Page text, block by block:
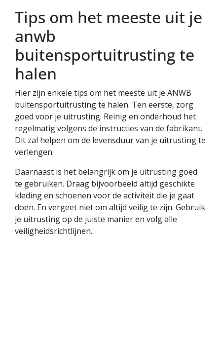
Tips om het meeste uit je
anwb
buitensportuitrusting te
halen
Hier zijn enkele tips om het meeste uit je ANWB
buitensportuitrusting te halen. Ten eerste, zorg
goed voor je uitrusting. Reinig en onderhoud het
regelmatig volgens de instructies van de fabrikant.
Dit zal helpen om de levensduur van je uitrusting te
verlengen.
Daarnaast is het belangrijk om je uitrusting goed
te gebruiken. Draag bijvoorbeeld altijd geschikte
kleding en schoenen voor de activiteit die je gaat
doen. En vergeet niet om altijd veilig te zijn. Gebruik
je uitrusting op de juiste manier en volg alle
veiligheidsrichtlijnen.